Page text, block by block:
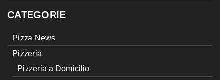
CATEGORIE
Pizza News
Pizzeria
Pizzeria a Domicilio